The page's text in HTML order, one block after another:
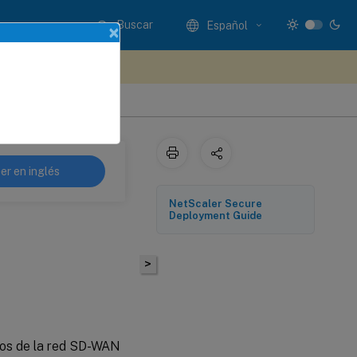
Buscar Español
en inglés
de la red SD-WAN
>
NetScaler Secure
Deployment Guide
×